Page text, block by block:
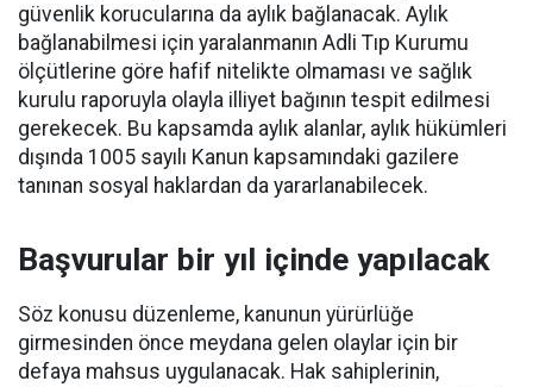
güvenlik korucularına da aylık bağlanacak. Aylık
bağlanabilmesi için yaralanmanın Adli Tıp Kurumu
ölçütlerine göre hafif nitelikte olmaması ve sağlık
kurulu raporuyla olayla illiyet bağının tespit edilmesi
gerekecek. Bu kapsamda aylık alanlar, aylık hükümleri
dışında 1005 sayılı Kanun kapsamındaki gazilere
tanınan sosyal haklardan da yararlanabilecek.
Başvurular bir yıl içinde yapılacak
Söz konusu düzenleme, kanunun yürürlüğe
girmesinden önce meydana gelen olaylar için bir
defaya mahsus uygulanacak. Hak sahiplerinin,